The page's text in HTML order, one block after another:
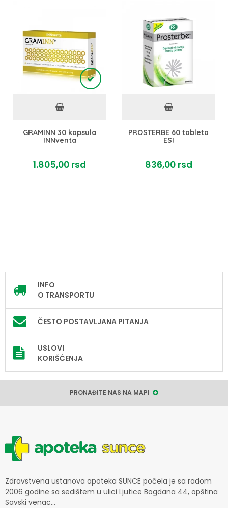
GRAMINN 30 kapsula
INNventa
1.805,00 rsd
PROSTERBE 60 tableta
ESI
836,00 rsd
INFO
O TRANSPORTU
ČESTO POSTAVLJANA PITANJA
USLOVI
KORIŠĆENJA
PRONAĐITE NAS NA MAPI
Zdravstvena ustanova apoteka SUNCE počela je sa radom
2006 godine sa sedištem u ulici Ljutice Bogdana 44, opština
Savski venac...